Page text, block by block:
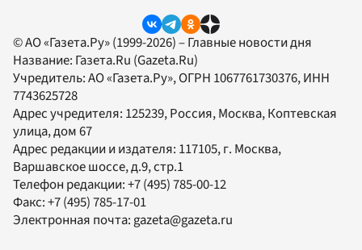
© АО «Газета.Ру» (1999-2026) – Главные новости дня
Название: Газета.Ru (Gazeta.Ru)
Учредитель:АО «Газета.Ру», ОГРН 1067761730376, ИНН
7743625728
Адрес учредителя: 125239, Россия, Москва, Коптевская
улица, дом 67
Адрес редакции и издателя: 117105, г. Москва,
Варшавское шоссе, д.9, стр.1
Телефон редакции:+7 (495) 785-00-12
Факс:+7 (495) 785-17-01
Электронная почта: gazeta@gazeta.ru